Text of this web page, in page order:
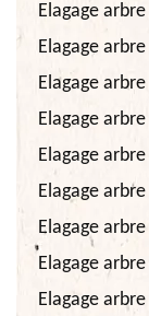
Elagage
Elagage
Elagage
Elagage
Elagage
Elagage
Elagage
Elagage
Elagage